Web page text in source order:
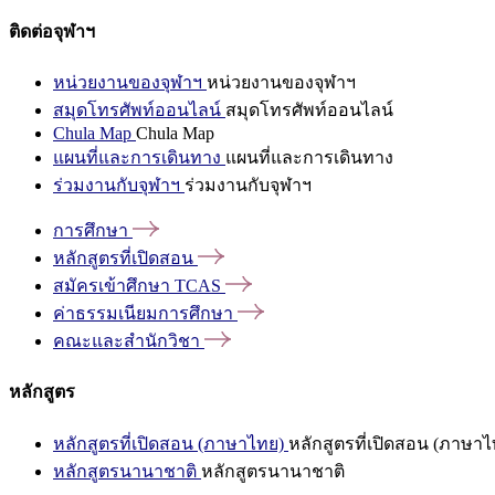
ติดต่อจุฬาฯ
หน่วยงานของจุฬาฯ หน่วยงานของจุฬาฯ
สมุดโทรศัพท์ออนไลน์ สมุดโทรศัพท์ออนไลน์
Chula Map Chula Map
แผนที่และการเดินทาง แผนที่และการเดินทาง
ร่วมงานกับจุฬาฯ ร่วมงานกับจุฬาฯ
การศึกษา
หลักสูตรที่เปิดสอน
สมัครเข้าศึกษา TCAS
ค่าธรรมเนียมการศึกษา
คณะและสำนักวิชา
หลักสูตร
หลักสูตรที่เปิดสอน (ภาษาไทย) หลักสูตรที่เปิดสอน (ภาษาไ
หลักสูตรนานาชาติ หลักสูตรนานาชาติ